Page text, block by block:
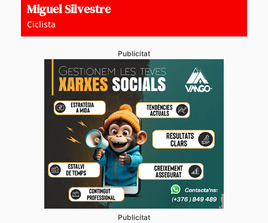
Miguel Silvestre
Ciclista
Publicitat
Publicitat